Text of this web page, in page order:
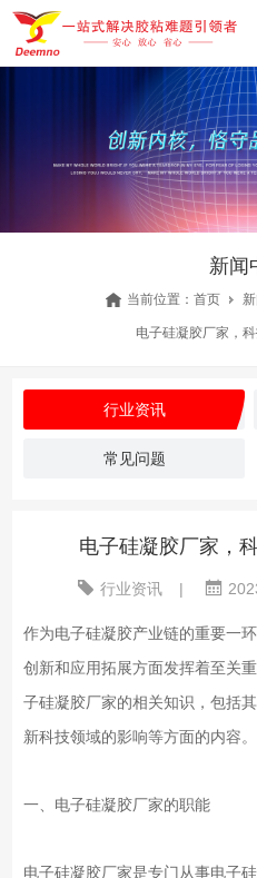
新闻
当前位置： 首页
电子硅凝胶厂家，
行业资讯
常见问题
电子硅凝胶厂家，
行业资讯 |
作为电子硅凝胶产业链的重要一
创新和应用拓展方面发挥着至关
子硅凝胶厂家的相关知识，包括
新科技领域的影响等方面的内容。
一、电子硅凝胶厂家的职能
电子硅凝胶厂家是专门从事电子